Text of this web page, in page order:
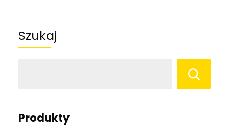
Szukaj
Produkty